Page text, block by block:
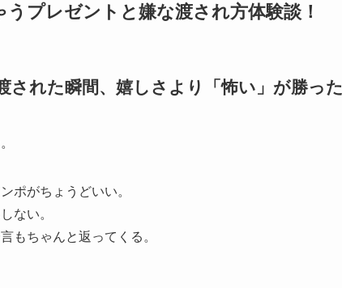
プレゼントと嫌な渡され方体験談！
れた瞬間、嬉しさより「怖い」が勝った
ポがちょうどいい。
ない。
もちゃんと返ってくる。